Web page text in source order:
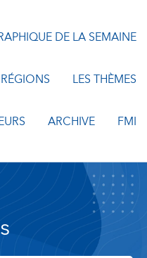
DE LA SEMAINE
RÉGIONS LES THÈMES
ARCHIVE FMI